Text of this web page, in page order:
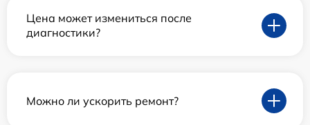
Цена может измениться после
диагностики?
Можно ли ускорить ремонт?